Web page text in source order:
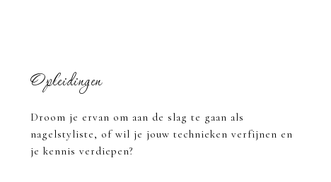
Opleidingen
Droom je ervan om aan de slag te gaan als
nagelstyliste, of wil je jouw technieken verfijnen en
je kennis verdiepen?